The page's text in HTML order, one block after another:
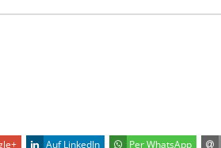
Auf LinkedIn Per WhatsApp